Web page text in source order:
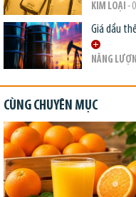
KIM LOẠI -
Giá dầu
NĂNG
CÙNG CHUYÊN MỤC